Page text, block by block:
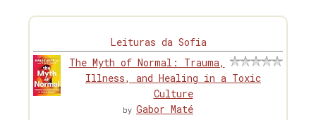
Leituras da Sofia
The Myth of Normal: Trauma,
Illness, and Healing in a Toxic
Culture
by Gabor Maté